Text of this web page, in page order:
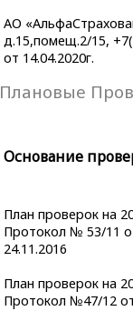
АО
д.15,помещ.2/15,
от 14.04.2020г.
Плановые
Основание
План проверок на
Протокол № 53/11
24.11.2016
План проверок на
Протокол №47/12